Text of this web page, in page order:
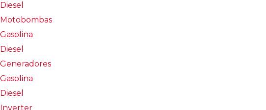
Diesel
Motobombas
Gasolina
Diesel
Generadores
Gasolina
Diesel
Inverter